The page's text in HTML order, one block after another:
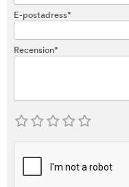
E-postadress*
Recension*